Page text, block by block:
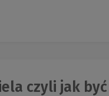
czyli jak